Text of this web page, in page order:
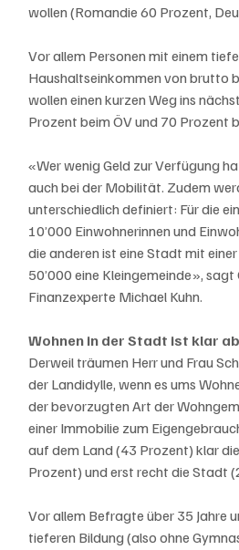
wollen (Romandie 60 Prozent,
Vor allem Personen mit einem
Haushaltseinkommen von brutto
wollen einen kurzen Weg ins
Prozent beim ÖV und 70 Prozent
«Wer wenig Geld zur Verfügung
auch bei der Mobilität. Zudem
unterschiedlich definiert: Für die
10’000 Einwohnerinnen und
die anderen ist eine Stadt mit
50’000 eine Kleingemeinde»,
Finanzexperte Michael Kuhn.
Wohnen in der Stadt ist klar
Derweil träumen Herr und Frau
der Landidylle, wenn es ums
der bevorzugten Art der
einer Immobilie zum
auf dem Land (43 Prozent) klar
Prozent) und erst recht die Stadt
Vor allem Befragte über 35 Jahre
tieferen Bildung (also ohne